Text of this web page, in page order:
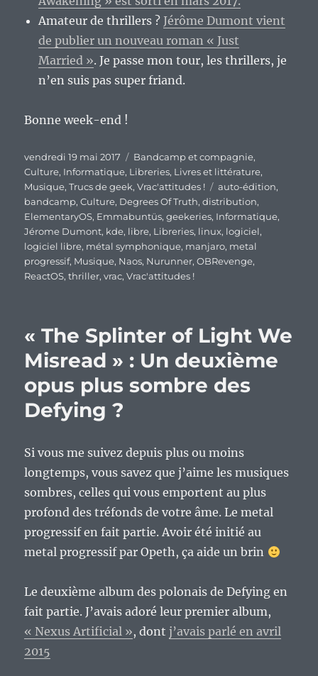
Amateur de thrillers ? Jérôme Dumont vient
de publier un nouveau roman « Just
Married ». Je passe mon tour, les thrillers, je
n’en suis pas super friand.
Bonne week-end !
Publié
le
vendredi 19 mai 2017 Catégories
Bandcamp et compagnie,
Culture, Informatique, Libreries, Livres et littérature,
Musique,Trucs de geek,Vrac'attitudes ! Étiquettes
auto-édition,
bandcamp,Culture, Degrees Of Truth,distribution,
ElementaryOS, Emmabuntüs,geekeries, Informatique,
Jérome Dumont, kde, libre, Libreries, linux, logiciel,
logiciel libre, métal symphonique, manjaro, metal
progressif, Musique, Naos, Nurunner,OBRevenge,
ReactOS,thriller,vrac,Vrac'attitudes !
« The Splinter of Light We
Misread » : Un deuxième
opus plus sombre des
Defying ?
Si vous me suivez depuis plus ou moins
longtemps, vous savez que j’aime les musiques
sombres, celles qui vous emportent au plus
profond des tréfonds de votre âme. Le metal
progressif en fait partie. Avoir été initié au
metal progressif par Opeth, ça aide un brin
Le deuxième album des polonais de Defying en
fait partie. J’avais adoré leur premier album,
« Nexus Artificial », dontj’avais parlé en avril
2015